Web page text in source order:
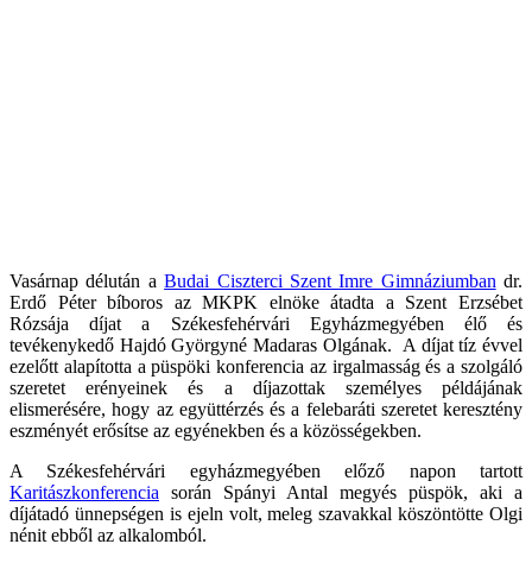
Vasárnap délután aBudai Ciszterci Szent Imre Gimnáziumban dr.
Erdő Péter bíboros az MKPK elnöke átadta a Szent Erzsébet
Rózsája díjat a Székesfehérvári Egyházmegyében élő és
tevékenykedő Hajdó Györgyné Madaras Olgának. A díjat tíz évvel
ezelőtt alapította a püspöki konferencia az irgalmasság és a szolgáló
szeretet erényeinek és a díjazottak személyes példájának
elismerésére, hogy az együttérzés és a felebaráti szeretet keresztény
eszményét erősítse az egyénekben és a közösségekben.
A Székesfehérvári egyházmegyében előző napon tartott
Karitászkonferencia során Spányi Antal megyés püspök, aki a
díjátadó ünnepségen is ejeln volt, meleg szavakkal köszöntötte Olgi
nénit ebből az alkalomból.